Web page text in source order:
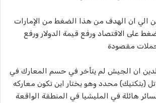
الي ان الهدف من هذا الضغط من الإمارات
على الاقتصاد ورفع قيمة الدولار ورفع
مقصودة
الدين ان الجيش لم يتأخر في حسم المعارك في
(بتكتيك) محدد وهو يختار اين تكون معاركه
هائلة في المليشيا في المنطقة الواقعة